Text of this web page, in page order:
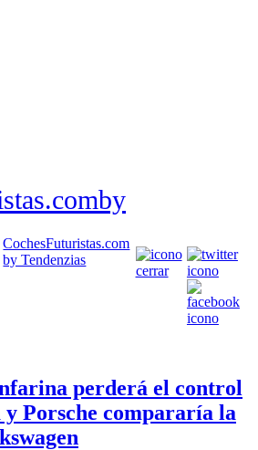
by
CochesFuturistas.com
by Tendenzias
perderá el control
y Porsche compararía la